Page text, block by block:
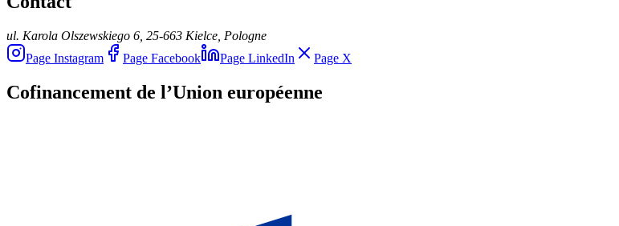
ul. Karola Olszewskiego 6, 25-663 Kielce, Pologne
Page Instagram
Page Facebook Page LinkedIn Page X
Cofinancement de l’Union européenne